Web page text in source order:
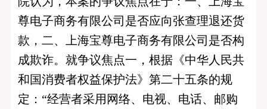
尊电子商务有限公司是否应向张查理退还货
款，二、上海宝尊电子商务有限公司是否构
成欺诈。就争议焦点一，根据《中华人民共
和国消费者权益保护法》第二十五条的规
定：“经营者采用网络、电视、电话、邮购